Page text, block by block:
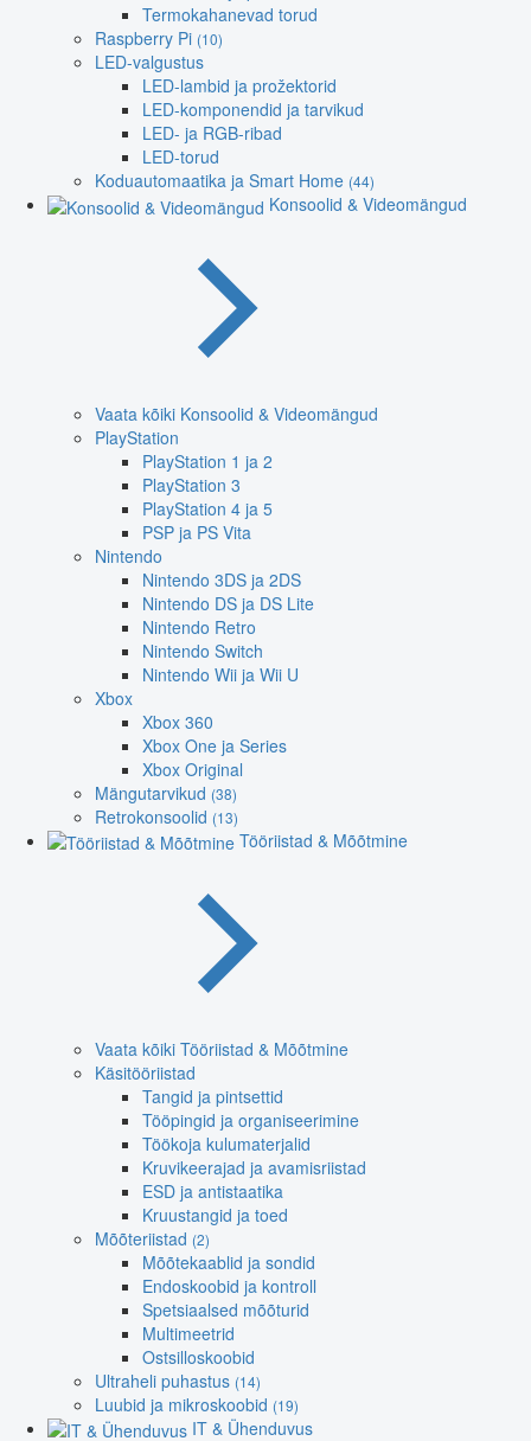
Termokahanevad torud
Raspberry Pi (10)
LED-valgustus
LED-lambid ja prožektorid
LED-komponendid ja tarvikud
LED- ja RGB-ribad
LED-torud
Koduautomaatika ja Smart Home (44)
Konsoolid & Videomängud
Vaata kõiki Konsoolid & Videomängud
PlayStation
PlayStation 1 ja 2
PlayStation 3
PlayStation 4 ja 5
PSP ja PS Vita
Nintendo
Nintendo 3DS ja 2DS
Nintendo DS ja DS Lite
Nintendo Retro
Nintendo Switch
Nintendo Wii ja Wii U
Xbox
Xbox 360
Xbox One ja Series
Xbox Original
Mängutarvikud (38)
Retrokonsoolid (13)
Tööriistad & Mõõtmine
Vaata kõiki Tööriistad & Mõõtmine
Käsitööriistad
Tangid ja pintsettid
Tööpingid ja organiseerimine
Töökoja kulumaterjalid
Kruvikeerajad ja avamisriistad
ESD ja antistaatika
Kruustangid ja toed
Mõõteriistad (2)
Mõõtekaablid ja sondid
Endoskoobid ja kontroll
Spetsiaalsed mõõturid
Multimeetrid
Ostsilloskoobid
Ultraheli puhastus (14)
Luubid ja mikroskoobid (19)
IT & Ühenduvus